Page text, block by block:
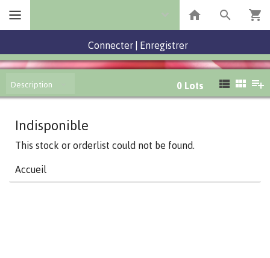
Connecter Enregistrer
Description 0 Lots
Indisponible
This stock or orderlist could not be found.
Accueil